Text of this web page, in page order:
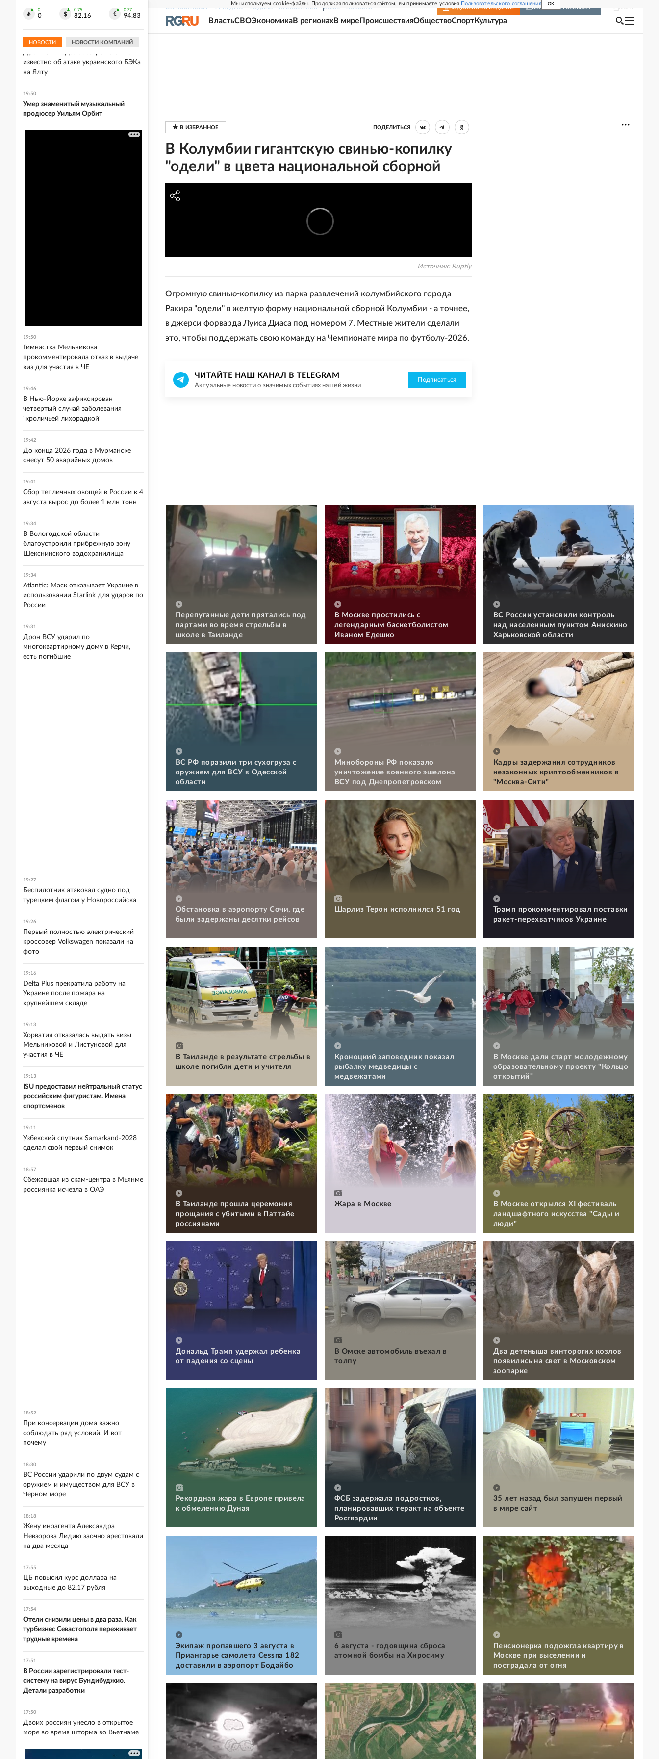
Мы используем cookie-файлы. Продолжая пользоваться сайтом, вы принимаете условия Пользовательского соглашения OK
СВЕЖИЙ НОМЕР РГ-НЕДЕЛЯ РОДИНА ПРИЛОЖЕНИЯ СОЮЗ НОВОСТИ ПОДПИСКА НА ИЗДАНИЕ ВКЛЮЧИТЬ РАССЫЛКУ
ВластьСВОЭкономикаВ регионахВ мире ПроисшествияОбществоСпортКультура
ПОДЕЛИТЬСЯ
В Колумбии гигантскую свинью-копилку
"одели" в цвета национальной сборной
Источник: Ruptly
Огромную свинью-копилку из парка развлечений колумбийского города
Ракира "одели" в желтую форму национальной сборной Колумбии - а точнее,
в джерси форварда Луиса Диаса под номером 7. Местные жители сделали
это, чтобы поддержать свою команду на Чемпионате мира по футболу-2026.
ЧИТАЙТЕ НАШ КАНАЛ В TELEGRAM
Актуальные новости о значимых событиях нашей жизни
Подписаться
Перепуганные дети прятались под
партами во время стрельбы в
школе в Таиланде
В Москве простились с
легендарным баскетболистом
Иваном Едешко
ВС России установили контроль
над населенным пунктом Анискино
Харьковской области
ВС РФ поразили три сухогруза с
оружием для ВСУ в Одесской
области
Минобороны РФ показало
уничтожение военного эшелона
ВСУ под Днепропетровском
Кадры задержания сотрудников
незаконных криптообменников в
"Москва-Сити"
Обстановка в аэропорту Сочи, где
были задержаны десятки рейсов
Шарлиз Терон исполнился 51 год
Трамп прокомментировал поставки
ракет-перехватчиков Украине
В Таиланде в результате стрельбы в
школе погибли дети и учителя
Кроноцкий заповедник показал
рыбалку медведицы с
медвежатами
В Москве дали старт молодежному
образовательному проекту "Кольцо
открытий"
В Таиланде прошла церемония
прощания с убитыми в Паттайе
россиянами
Жара в Москве
В Москве открылся XI фестиваль
ландшафтного искусства "Сады и
люди"
Дональд Трамп удержал ребенка
от падения со сцены
В Омске автомобиль въехал в
толпу
Два детеныша винторогих козлов
появились на свет в Московском
зоопарке
Рекордная жара в Европе привела
к обмелению Дуная
ФСБ задержала подростков,
планировавших теракт на объекте
Росгвардии
35 лет назад был запущен первый
в мире сайт
Экипаж пропавшего 3 августа в
Приангарье самолета Cessna 182
доставили в аэропорт Бодайбо
6 августа - годовщина сброса
атомной бомбы на Хиросиму
Пенсионерка подожгла квартиру в
Москве при выселении и
пострадала от огня
0
0
0.75
82.16
0.77
94.83
НОВОСТИ НОВОСТИ КОМПАНИЙ
оштрафовали за нападение
20:09
Дрон-камикадзе обезврежен: Что
известно об атаке украинского БЭКа
на Ялту
19:50
Умер знаменитый музыкальный
продюсер Уильям Орбит
19:50
Гимнастка Мельникова
прокомментировала отказ в выдаче
виз для участия в ЧЕ
19:46
В Нью-Йорке зафиксирован
четвертый случай заболевания
"кроличьей лихорадкой"
19:42
До конца 2026 года в Мурманске
снесут 50 аварийных домов
19:41
Сбор тепличных овощей в России к 4
августа вырос до более 1 млн тонн
19:34
В Вологодской области
благоустроили прибрежную зону
Шекснинского водохранилища
19:34
Atlantic: Маск отказывает Украине в
использовании Starlink для ударов по
России
19:31
Дрон ВСУ ударил по
многоквартирному дому в Керчи,
есть погибшие
19:27
Беспилотник атаковал судно под
турецким флагом у Новороссийска
19:26
Первый полностью электрический
кроссовер Volkswagen показали на
фото
19:16
Delta Plus прекратила работу на
Украине после пожара на
крупнейшем складе
19:13
Хорватия отказалась выдать визы
Мельниковой и Листуновой для
участия в ЧЕ
19:13
ISU предоставил нейтральный статус
российским фигуристам. Имена
спортсменов
19:11
Узбекский спутник Samarkand-2028
сделал свой первый снимок
18:57
Сбежавшая из скам-центра в Мьянме
россиянка исчезла в ОАЭ
18:52
При консервации дома важно
соблюдать ряд условий. И вот
почему
18:30
ВС России ударили по двум судам с
оружием и имуществом для ВСУ в
Черном море
18:18
Жену иноагента Александра
Невзорова Лидию заочно арестовали
на два месяца
17:55
ЦБ повысил курс доллара на
выходные до 82,17 рубля
17:54
Отели снизили цены в два раза. Как
турбизнес Севастополя переживает
трудные времена
17:51
В России зарегистрировали тест-
систему на вирус Бундибуджио.
Детали разработки
17:50
Двоих россиян унесло в открытое
море во время шторма во Вьетнаме